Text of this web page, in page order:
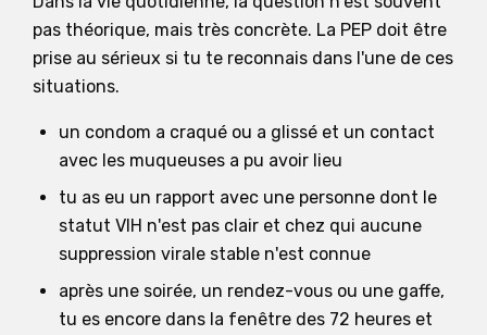
pas théorique, mais très concrète. La PEP doit être
prise au sérieux si tu te reconnais dans l'une de ces
situations.
un condom a craqué ou a glissé et un contact
avec les muqueuses a pu avoir lieu
tu as eu un rapport avec une personne dont le
statut VIH n'est pas clair et chez qui aucune
suppression virale stable n'est connue
après une soirée, un rendez-vous ou une gaffe,
tu es encore dans la fenêtre des 72 heures et